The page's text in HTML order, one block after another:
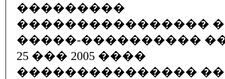
���������
����������������
�����-����������
25 ��� 2005 ����
���������������